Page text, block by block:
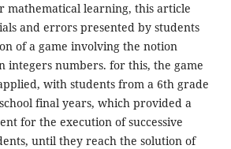
mathematical learning, this article
and errors presented by students
of a game involving the notion
integers numbers. for this, the game
with students from a 6th grade
final years, which provided a
for the execution of successive
until they reach the solution of